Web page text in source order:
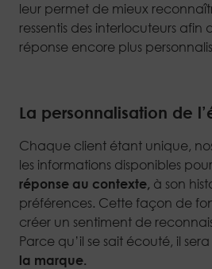
leur permet de mieux
ressentis des interlocuteurs afin
réponse encore plus
La personnalisation de
Chaque client étant unique,
les informations disponibles pour
réponse au contexte, à son
préférences. Cette façon de
créer un sentiment de
Parce qu’il se sait écouté, il
la marque.